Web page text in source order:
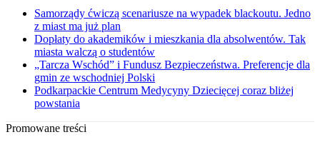
Samorządy ćwiczą scenariusze na wypadek blackoutu. Jedno
z miast ma już plan
Dopłaty do akademików i mieszkania dla absolwentów. Tak
miasta walczą o studentów
„Tarcza Wschód” i Fundusz Bezpieczeństwa. Preferencje dla
gmin ze wschodniej Polski
Podkarpackie Centrum Medycyny Dziecięcej coraz bliżej
powstania
Promowane treści